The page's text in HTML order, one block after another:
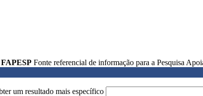
Fonte referencial de informação para a Pesquisa
um resultado mais específico